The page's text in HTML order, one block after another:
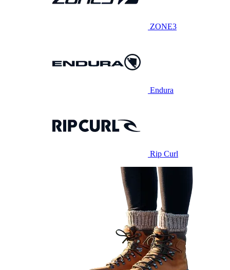
ZONE3
Endura
Rip Curl